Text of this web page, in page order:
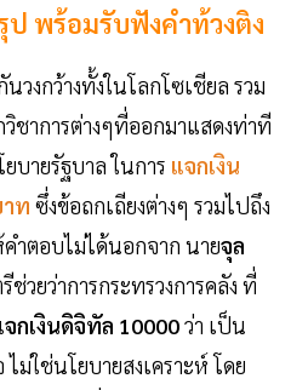
ป พร้อมรับฟังคำท้วงติง
วงกว้างทั้งในโลกโซเชียล รวม
ชาการต่างๆที่ออกมาแสดงท่าที
บายรัฐบาล ในการ แจกเงิน
ท ซึ่งข้อถกเถียงต่างๆ รวมไปถึง
ำตอบไม่ได้นอกจาก นายจุล
ช่วยว่าการกระทรวงการคลัง ที่
จกเงินดิจิทัล 10000ว่า เป็น
ม่ใช่นโยบายสงเคราะห์ โดย